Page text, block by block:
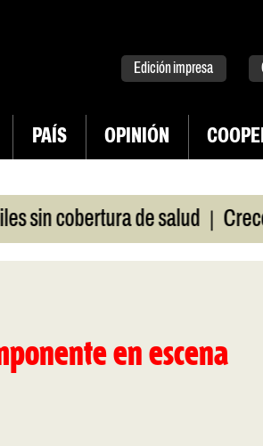
Edición impresa
PAÍS OPINIÓN
cobertura de salud | Crece la
en escena